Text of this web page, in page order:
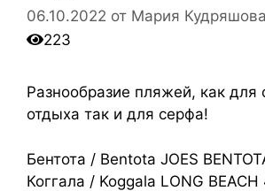
06.10.2022 от Мария Кудряшова
223
Разнообразие пляжей, как для
отдыха так и для серфа!
Бентота / Bentota JOES
Коггала / Koggala LONG